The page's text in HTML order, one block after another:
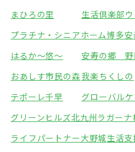
まひろの里
生活倶楽部
プラチナ・シニアホーム博多
はるか～悠～
安寿の郷 野
おあしす市民の森 我楽ちくしの
テポーレ千早
グローバル
グリーンヒルズ北九州ラガーナ
ライフパートナー大野城生活